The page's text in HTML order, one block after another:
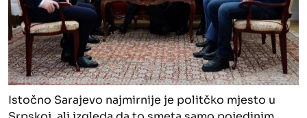
Istočno Sarajevo najmirnije je politčko mjesto u